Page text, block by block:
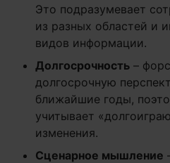
Это подразумевает
из разных областей и
видов информации.
Долгосрочность –
долгосрочную
ближайшие годы,
учитывает
изменения.
Сценарное мышление